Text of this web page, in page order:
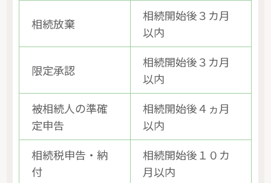
相続放棄
相続開始後３カ月
以内
限定承認
相続開始後３カ月
以内
被相続人の準確
定申告
相続開始後４ヵ月
以内
相続税申告・納
付
相続開始後１０カ
月以内